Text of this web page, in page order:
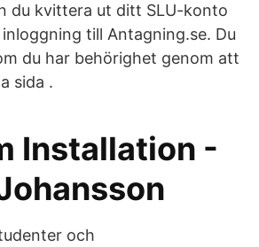
du kvittera ut ditt SLU-konto
till Antagning.se. Du
du har behörighet genom att
sida .
Installation -
och